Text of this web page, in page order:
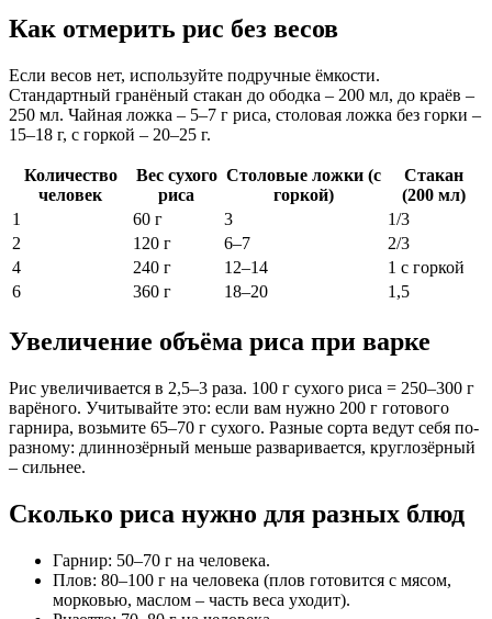
Как отмерить рис без весов
Если весов нет, используйте подручные ёмкости.
Стандартный гранёный стакан до ободка – 200 мл, до краёв –
250 мл. Чайная ложка – 5–7 г риса, столовая ложка без горки –
15–18 г, с горкой – 20–25 г.
Количество
человек
Вес сухого
риса
Столовые ложки (с
горкой)
Стакан
(200 мл)
1
60 г 3
1/3
2
120 г 6–7
2/3
4
240 г 12–14
1 с горкой
6
360 г 18–20 1,5
Увеличение объёма риса при варке
Рис увеличивается в 2,5–3 раза. 100 г сухого риса = 250–300 г
варёного. Учитывайте это: если вам нужно 200 г готового
гарнира, возьмите 65–70 г сухого. Разные сорта ведут себя по-
разному: длиннозёрный меньше разваривается, круглозёрный
– сильнее.
Сколько риса нужно для разных блюд
Гарнир: 50–70 г на человека.
Плов: 80–100 г на человека (плов готовится с мясом,
морковью, маслом – часть веса уходит).